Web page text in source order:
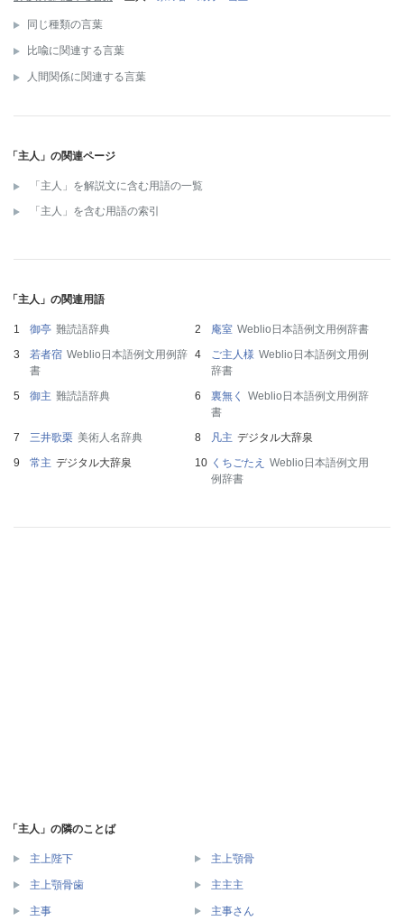
同じ種類の言葉
比喩に関連する言葉
人間関係に関連する言葉
「主人」の関連ページ
「主人」を解説文に含む用語の一覧
「主人」を含む用語の索引
「主人」の関連用語
御亭 難読語辞典 庵室 Weblio日本語例文用例辞書
若者宿 Weblio日本語例文用例辞
書
ご主人様 Weblio日本語例文用例
辞書
御主 難読語辞典 裏無く
Weblio日本語例文用例辞
書
三井歌栗 美術人名辞典 凡主 デジタル大辞泉
常主 デジタル大辞泉 くちごたえ
Weblio日本語例文用
例辞書
「主人」の隣のことば
主上陛下 主上顎骨
主上顎骨歯 主主主
主事 主事さん